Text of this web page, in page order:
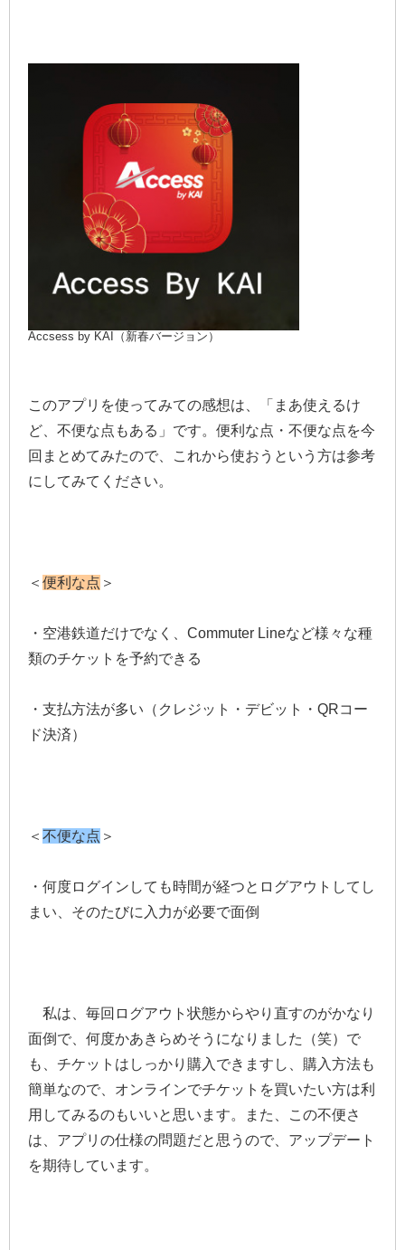
Accsess by KAI（新春バージョン）
このアプリを使ってみての感想は、「まあ使えるけ
ど、不便な点もある」です。便利な点・不便な点を今
回まとめてみたので、これから使おうという方は参考
にしてみてください。
＜ 便利な点 ＞
・空港鉄道だけでなく、Commuter Lineなど様々な種
類のチケットを予約できる
・支払方法が多い（クレジット・デビット・QRコー
ド決済）
＜ 不便な点 ＞
・何度ログインしても時間が経つとログアウトしてし
まい、そのたびに入力が必要で面倒
私は、毎回ログアウト状態からやり直すのがかなり
面倒で、何度かあきらめそうになりました（笑）で
も、チケットはしっかり購入できますし、購入方法も
簡単なので、オンラインでチケットを買いたい方は利
用してみるのもいいと思います。また、この不便さ
は、アプリの仕様の問題だと思うので、アップデート
を期待しています。